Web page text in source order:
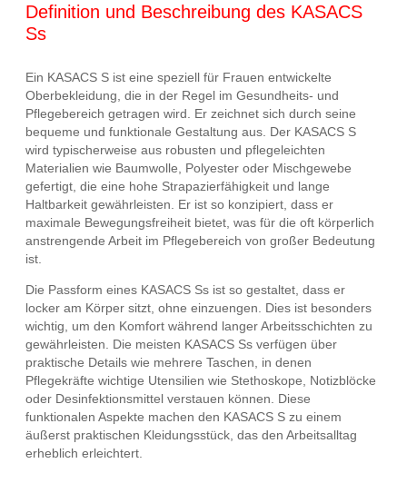
Definition und Beschreibung des KASACS
Ss
Ein KASACS S ist eine speziell für Frauen entwickelte
Oberbekleidung, die in der Regel im Gesundheits- und
Pflegebereich getragen wird. Er zeichnet sich durch seine
bequeme und funktionale Gestaltung aus. Der KASACS S
wird typischerweise aus robusten und pflegeleichten
Materialien wie Baumwolle, Polyester oder Mischgewebe
gefertigt, die eine hohe Strapazierfähigkeit und lange
Haltbarkeit gewährleisten. Er ist so konzipiert, dass er
maximale Bewegungsfreiheit bietet, was für die oft körperlich
anstrengende Arbeit im Pflegebereich von großer Bedeutung
ist.
Die Passform eines KASACS Ss ist so gestaltet, dass er
locker am Körper sitzt, ohne einzuengen. Dies ist besonders
wichtig, um den Komfort während langer Arbeitsschichten zu
gewährleisten. Die meisten KASACS Ss verfügen über
praktische Details wie mehrere Taschen, in denen
Pflegekräfte wichtige Utensilien wie Stethoskope, Notizblöcke
oder Desinfektionsmittel verstauen können. Diese
funktionalen Aspekte machen den KASACS S zu einem
äußerst praktischen Kleidungsstück, das den Arbeitsalltag
erheblich erleichtert.